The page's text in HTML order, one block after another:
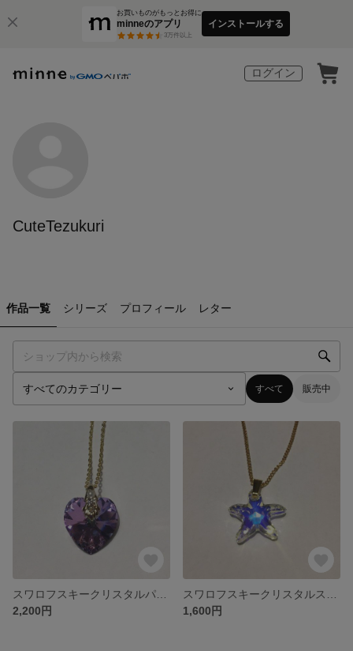
お買いものがもっとお得に
minneのアプリ
3万件以上
インストールする
ログイン
CuteTezukuri
作品一覧 シリーズ プロフィール レター
すべて 販売中
2,200円
1,600円